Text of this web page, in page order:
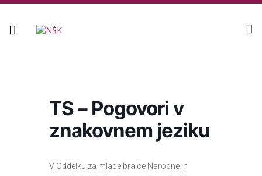
TS – Pogovori v
znakovnem jeziku
V Oddelku za mlade bralce Narodne in